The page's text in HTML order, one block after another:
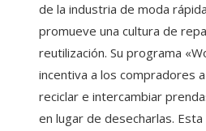
de la industria de moda
promueve una cultura de
reutilización. Su programa
incentiva a los compradores
reciclar e intercambiar
en lugar de desecharlas. Esta